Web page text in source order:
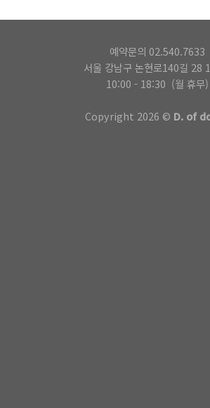
예약문의 02.540.7633
서울 강남구 논현로140길 28
10:00 - 18:30 (월 휴무)
Copyright 2026 © D. of